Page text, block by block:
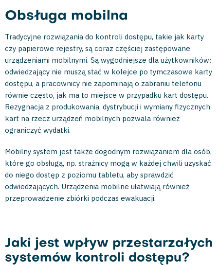
Obsługa mobilna
Tradycyjne rozwiązania do kontroli dostępu, takie jak karty
czy papierowe rejestry, są coraz częściej zastępowane
urządzeniami mobilnymi. Są wygodniejsze dla użytkowników:
odwiedzający nie muszą stać w kolejce po tymczasowe karty
dostępu, a pracownicy nie zapominają o zabraniu telefonu
równie często, jak ma to miejsce w przypadku kart dostępu.
Rezygnacja z produkowania, dystrybucji i wymiany fizycznych
kart na rzecz urządzeń mobilnych pozwala również
ograniczyć wydatki.
Mobilny system jest także dogodnym rozwiązaniem dla osób,
które go obsługą, np. strażnicy mogą w każdej chwili uzyskać
do niego dostęp z poziomu tabletu, aby sprawdzić
odwiedzających. Urządzenia mobilne ułatwiają również
przeprowadzenie zbiórki podczas ewakuacji.
Jaki jest wpływ przestarzałych
systemów kontroli dostępu?